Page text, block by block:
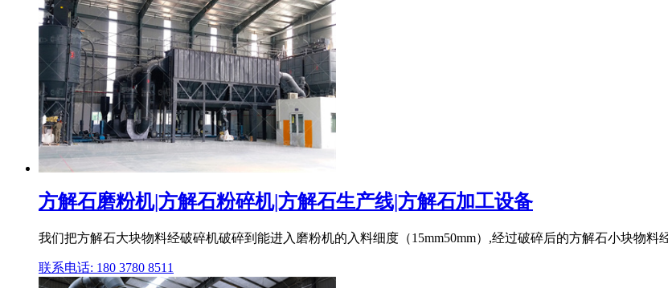
方解石磨粉机|方解石粉碎机|方解石生产线|方解石加工设备
我们把方解石大块物料经破碎机破碎到能进入磨粉机的入料细度（15mm50mm）,经过破碎后的方解石小块物
联系电话: 180 3780 8511